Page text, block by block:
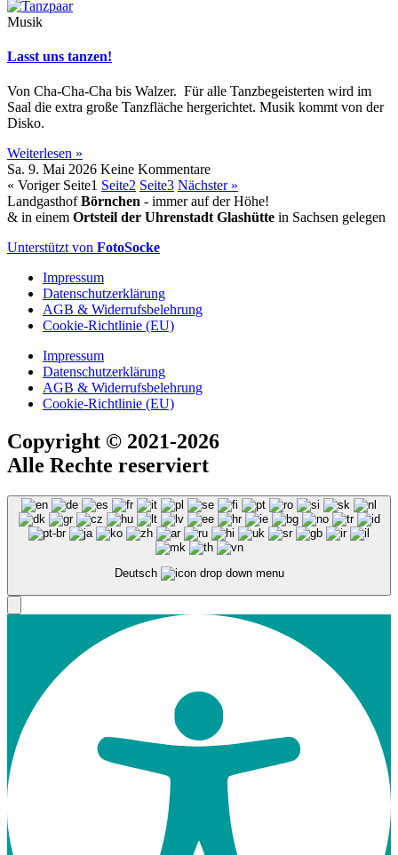
Musik
Lasst uns tanzen!
Von Cha-Cha-Cha bis Walzer. Für alle Tanzbegeisterten wird im
Saal die extra große Tanzfläche hergerichtet. Musik kommt von der
Disko.
Weiterlesen »
Sa. 9. Mai 2026 Keine Kommentare
« Voriger Seite1 Seite2 Seite3 Nächster »
LandgasthofBörnchen - immer auf der Höhe!
& in einem Ortsteil der Uhrenstadt Glashütte in Sachsen gelegen
Unterstützt von FotoSocke
Impressum
Datenschutzerklärung
AGB & Widerrufsbelehrung
Cookie-Richtlinie (EU)
Impressum
Datenschutzerklärung
AGB & Widerrufsbelehrung
Cookie-Richtlinie (EU)
Copyright © 2021-2026
Alle Rechte reserviert
Deutsch